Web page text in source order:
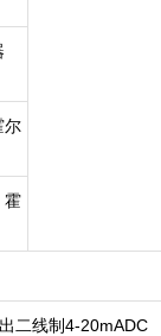
尔
霍
二线制4-20mADC